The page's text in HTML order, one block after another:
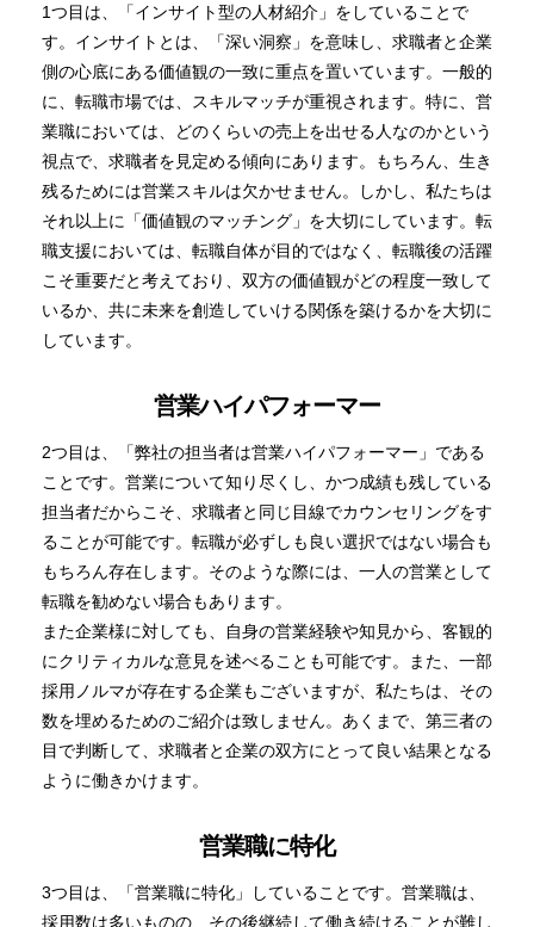
1つ目は、「インサイト型の人材紹介」をしていることで
す。インサイトとは、「深い洞察」を意味し、求職者と企業
側の心底にある価値観の一致に重点を置いています。一般的
に、転職市場では、スキルマッチが重視されます。特に、営
業職においては、どのくらいの売上を出せる人なのかという
視点で、求職者を見定める傾向にあります。もちろん、生き
残るためには営業スキルは欠かせません。しかし、私たちは
それ以上に「価値観のマッチング」を大切にしています。転
職支援においては、転職自体が目的ではなく、転職後の活躍
こそ重要だと考えており、双方の価値観がどの程度一致して
いるか、共に未来を創造していける関係を築けるかを大切に
しています。
営業ハイパフォーマー
2つ目は、「弊社の担当者は営業ハイパフォーマー」である
ことです。営業について知り尽くし、かつ成績も残している
担当者だからこそ、求職者と同じ目線でカウンセリングをす
ることが可能です。転職が必ずしも良い選択ではない場合も
もちろん存在します。そのような際には、一人の営業として
転職を勧めない場合もあります。
また企業様に対しても、自身の営業経験や知見から、客観的
にクリティカルな意見を述べることも可能です。また、一部
採用ノルマが存在する企業もございますが、私たちは、その
数を埋めるためのご紹介は致しません。あくまで、第三者の
目で判断して、求職者と企業の双方にとって良い結果となる
ように働きかけます。
営業職に特化
3つ目は、「営業職に特化」していることです。営業職は、
採用数は多いものの、その後継続して働き続けることが難し